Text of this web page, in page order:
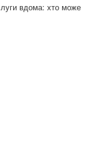
вдома: хто може